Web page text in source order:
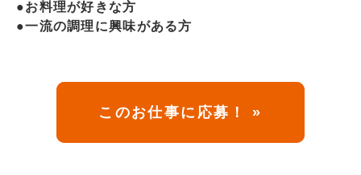
●お料理が好きな方
●一流の調理に興味がある方
このお仕事に応募！ »